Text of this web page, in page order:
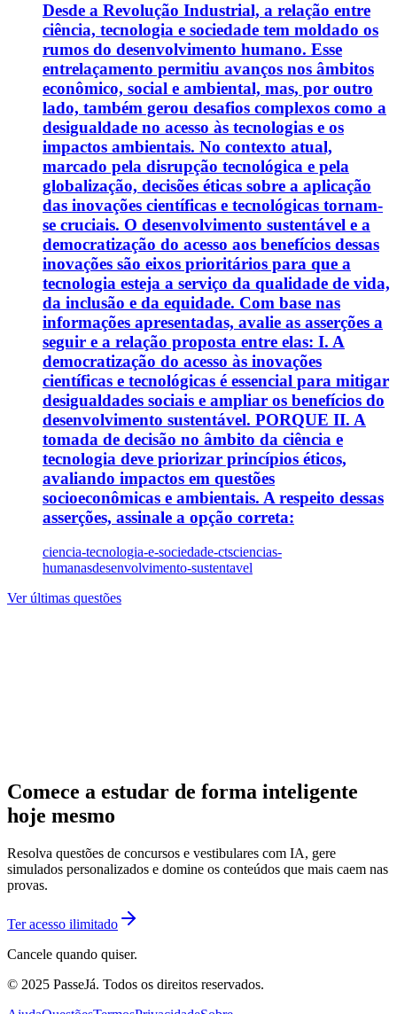
Desde a Revolução Industrial, a relação entre
ciência, tecnologia e sociedade tem moldado os
rumos do desenvolvimento humano. Esse
entrelaçamento permitiu avanços nos âmbitos
econômico, social e ambiental, mas, por outro
lado, também gerou desafios complexos como a
desigualdade no acesso às tecnologias e os
impactos ambientais. No contexto atual,
marcado pela disrupção tecnológica e pela
globalização, decisões éticas sobre a aplicação
das inovações científicas e tecnológicas tornam-
se cruciais. O desenvolvimento sustentável e a
democratização do acesso aos benefícios dessas
inovações são eixos prioritários para que a
tecnologia esteja a serviço da qualidade de vida,
da inclusão e da equidade. Com base nas
informações apresentadas, avalie as asserções a
seguir e a relação proposta entre elas: I. A
democratização do acesso às inovações
científicas e tecnológicas é essencial para mitigar
desigualdades sociais e ampliar os benefícios do
desenvolvimento sustentável. PORQUE II. A
tomada de decisão no âmbito da ciência e
tecnologia deve priorizar princípios éticos,
avaliando impactos em questões
socioeconômicas e ambientais. A respeito dessas
asserções, assinale a opção correta:
ciencia-tecnologia-e-sociedade-ctsciencias-
humanasdesenvolvimento-sustentavel
Ver últimas questões
Comece a estudar de forma inteligente
hoje mesmo
Resolva questões de concursos e vestibulares com IA, gere
simulados personalizados e domine os conteúdos que mais caem nas
provas.
Ter acesso ilimitado
Cancele quando quiser.
© 2025 PasseJá. Todos os direitos reservados.